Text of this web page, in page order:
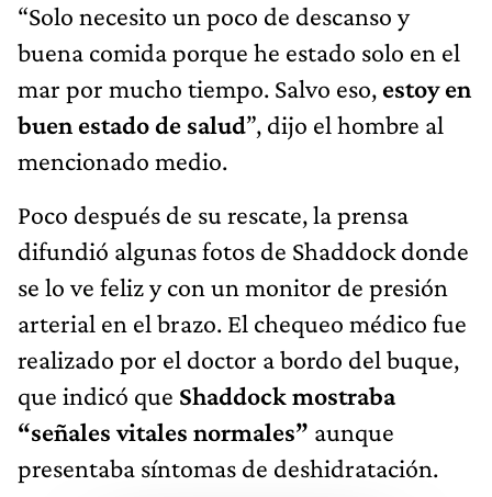
“Solo necesito un poco de descanso y
buena comida porque he estado solo en el
mar por mucho tiempo. Salvo eso, estoy en
buen estado de salud”, dijo el hombre al
mencionado medio.
Poco después de su rescate, la prensa
difundió algunas fotos de Shaddock donde
se lo ve feliz y con un monitor de presión
arterial en el brazo. El chequeo médico fue
realizado por el doctor a bordo del buque,
que indicó que Shaddock mostraba
“señales vitales normales” aunque
presentaba síntomas de deshidratación.